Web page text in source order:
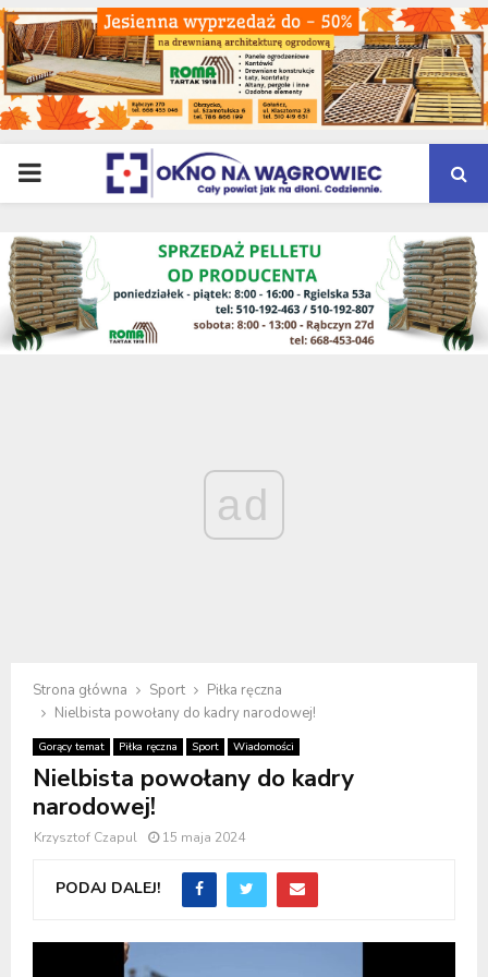
PRIMARY
MENU
ad
Strona główna Sport
Piłka ręczna
Nielbista powołany do kadry narodowej!
Gorący temat Piłka ręczna Sport Wiadomości
Nielbista powołany do kadry
narodowej!
Krzysztof Czapul 15 maja 2024
PODAJ DALEJ!